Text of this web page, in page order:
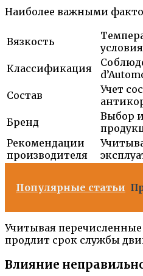
Наиболее важными
Вязкость
Классификация
Состав
Учет
Бренд
Выбор
Рекомендации
производителя
Популярные статьи
Учитывая
продлит срок службы
Влияние